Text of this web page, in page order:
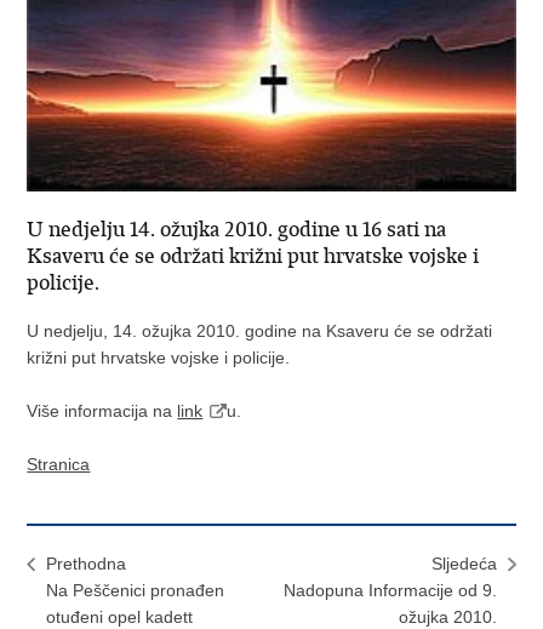
U nedjelju 14. ožujka 2010. godine u 16 sati na
Ksaveru će se održati križni put hrvatske vojske i
policije.
U nedjelju, 14. ožujka 2010. godine na Ksaveru će se održati
križni put hrvatske vojske i policije.
Više informacija na link u.
Stranica
Prethodna
Na Peščenici pronađen
otuđeni opel kadett
Sljedeća
Nadopuna Informacije od 9.
ožujka 2010.